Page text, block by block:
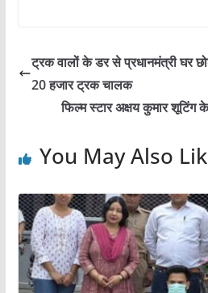
e
b
o
k
er l s
p
e
ट्रक वालों के डर से प्रधानमंत्री घर
20 हजार ट्रक चालक
फिल्म स्टार अक्षय कुमार शूटिंग
You May Also